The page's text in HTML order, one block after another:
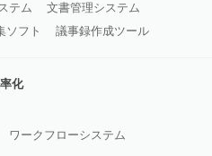
テム
文書管理システム
ソフト 議事録作成ツール
化
ワークフローシステム